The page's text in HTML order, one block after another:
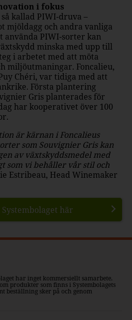
i fokus
kallad PIWI-druva –
mjöldagg och andra vanliga
använda PIWI-sorter kan
minska med upp till
i arbetet med att möta
miljöutmaningar. Foncalieu,
Chéri, var tidiga med att
Första plantering
Gris planterades för
har kooperativet över 100
är kärnan i Foncalieus
som Souvignier Gris kan
av växtskyddsmedel med
som vi behåller vår stil och
Estribeau, Head Winemaker
här
har inget kommersiellt samarbete.
produkter som finns i Systembolagets
beställning sker på och genom